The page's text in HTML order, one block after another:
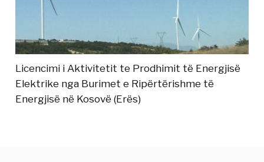
Licencimi i Aktivitetit te Prodhimit të Energjisë
Elektrike nga Burimet e Ripërtërishme të
Energjisë në Kosovë (Erës)